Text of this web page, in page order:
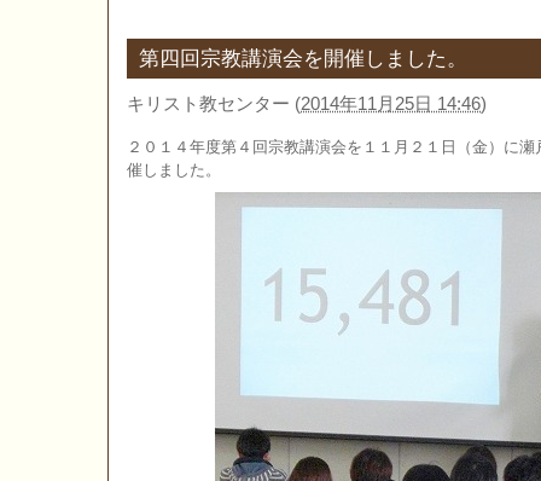
第四回宗教講演会を開催しました。
キリスト教センター (2014年11月25日 14:46)
２０１４年度第４回宗教講演会を１１月２１日（金）に
催しました。